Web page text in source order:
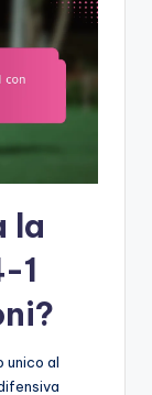
la
1
unico al